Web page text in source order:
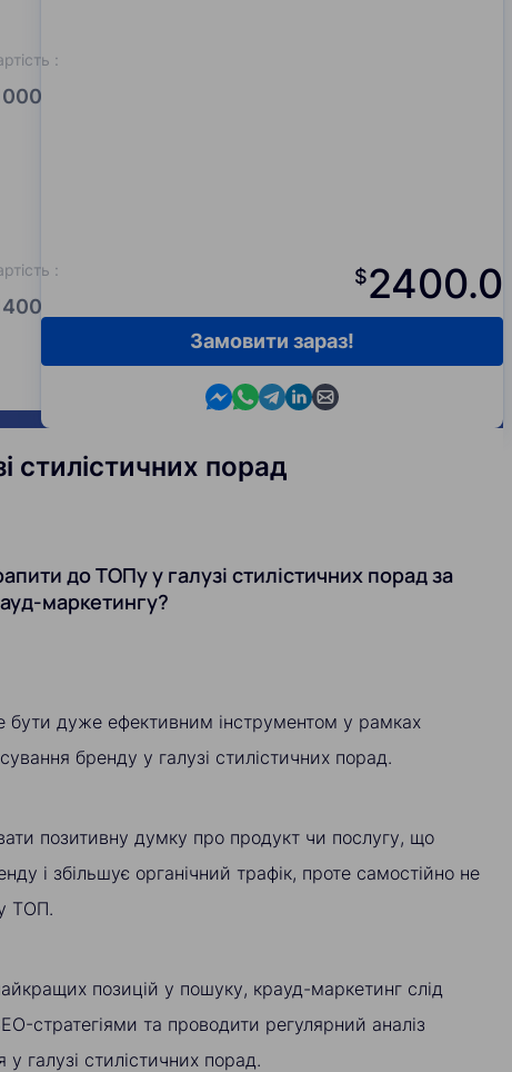
:
: $2400.0
Contact us in Messenger
Contact us in WhatsApp
Contact us in Telegram
Contact us in Viber
Contact us by email
Замовити зараз!
стилістичних порад
до ТОПу у галузі стилістичних порад за
маркетингу?
дуже ефективним інструментом у рамках
бренду у галузі стилістичних порад.
позитивну думку про продукт чи послугу, що
і збільшує органічний трафік, проте самостійно не
ТОП.
позицій у пошуку, крауд-маркетинг слід
стратегіями та проводити регулярний аналіз
у галузі стилістичних порад.